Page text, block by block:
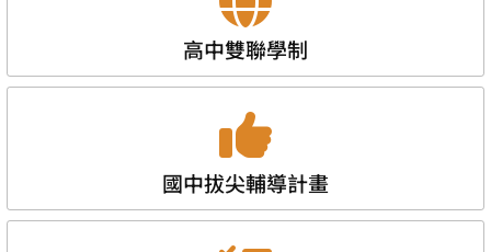
高中雙聯學制
國中拔尖輔導計畫